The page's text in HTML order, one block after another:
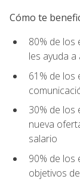
Cómo te
80% de los
les ayuda
61% de los
30% de los
nueva
salario
90% de los
objetivos